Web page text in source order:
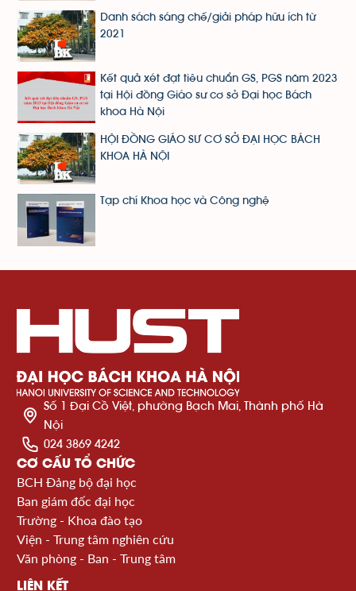
Danh sách sáng chế/giải pháp hữu ích từ
2021
Kết quả xét đạt tiêu chuẩn GS, PGS năm 2023
tại Hội đồng Giáo sư cơ sở Đại học Bách
khoa Hà Nội
HỘI ĐỒNG GIÁO SƯ CƠ SỞ ĐẠI HỌC BÁCH
KHOA HÀ NỘI
Tạp chí Khoa học và Công nghệ
Số 1 Đại Cồ Việt, phường Bạch Mai, Thành phố Hà
Nội
024 3869 4242
CƠ CẤU TỔ CHỨC
BCH Đảng bộ đại học
Ban giám đốc đại học
Trường - Khoa đào tạo
Viện - Trung tâm nghiên cứu
Văn phòng - Ban - Trung tâm
LIÊN KẾT